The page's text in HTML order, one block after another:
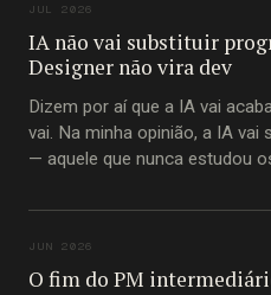
JUL 2026
IA não vai substituir
Designer não vira dev
Dizem por aí que a IA vai
vai. Na minha opinião, a IA
— aquele que nunca estudou
que passou a carreira inteira
JUN 2026
O fim do PM